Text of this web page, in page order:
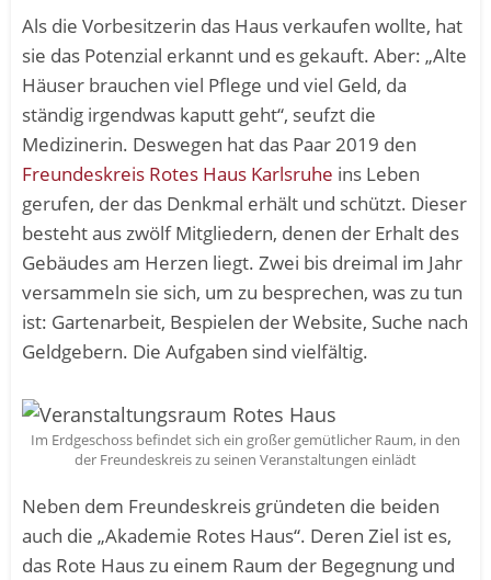
Als die Vorbesitzerin das Haus verkaufen wollte, hat
sie das Potenzial erkannt und es gekauft. Aber: „Alte
Häuser brauchen viel Pflege und viel Geld, da
ständig irgendwas kaputt geht“, seufzt die
Medizinerin. Deswegen hat das Paar 2019 den
Freundeskreis Rotes Haus Karlsruhe ins Leben
gerufen, der das Denkmal erhält und schützt. Dieser
besteht aus zwölf Mitgliedern, denen der Erhalt des
Gebäudes am Herzen liegt. Zwei bis dreimal im Jahr
versammeln sie sich, um zu besprechen, was zu tun
ist: Gartenarbeit, Bespielen der Website, Suche nach
Geldgebern. Die Aufgaben sind vielfältig.
Im Erdgeschoss befindet sich ein großer gemütlicher Raum, in den
der Freundeskreis zu seinen Veranstaltungen einlädt
Neben dem Freundeskreis gründeten die beiden
auch die „Akademie Rotes Haus“. Deren Ziel ist es,
das Rote Haus zu einem Raum der Begegnung und